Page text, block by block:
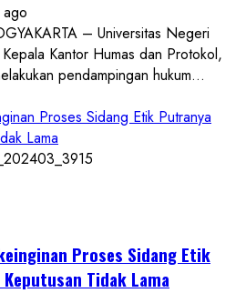
– Universitas Negeri
Kantor Humas dan Protokol,
pendampingan hukum...
Proses Sidang Etik Putranya
Lama
Proses Sidang Etik
Tidak Lama